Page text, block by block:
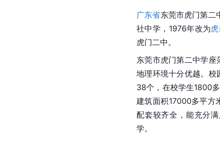
广东省东莞市虎门第二
社中学，1976年改为
虎门二中。
东莞市虎门第二中学座
地理环境十分优越。校
38个，在校学生1800
建筑面积17000多平方
配套较齐全，能充分
学。